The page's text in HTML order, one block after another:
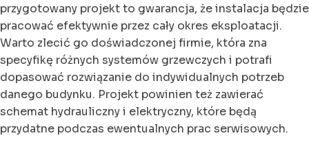
przygotowany projekt to gwarancja, że instalacja będzie
pracować efektywnie przez cały okres eksploatacji.
Warto zlecić go doświadczonej firmie, która zna
specyfikę różnych systemów grzewczych i potrafi
dopasować rozwiązanie do indywidualnych potrzeb
danego budynku. Projekt powinien też zawierać
schemat hydrauliczny i elektryczny, które będą
przydatne podczas ewentualnych prac serwisowych.